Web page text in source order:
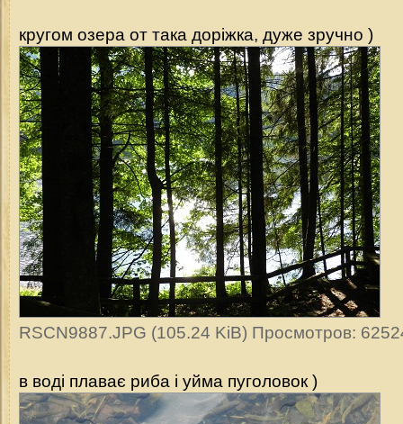
кругом озера от така доріжка, дуже зручно )
RSCN9887.JPG (105.24 KiB) Просмотров:
в воді плаває риба і уйма пуголовок )